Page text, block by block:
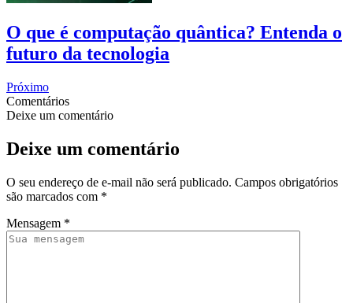
O que é computação quântica? Entenda o
futuro da tecnologia
Próximo
Comentários
Deixe um comentário
Deixe um comentário
O seu endereço de e-mail não será publicado. Campos obrigatórios
são marcados com *
Mensagem *